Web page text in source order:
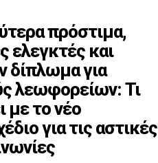
πρόστιμα,
ελεγκτές και
δίπλωμα για
λεωφορείων: Τι
με το νέο
για τις αστικές